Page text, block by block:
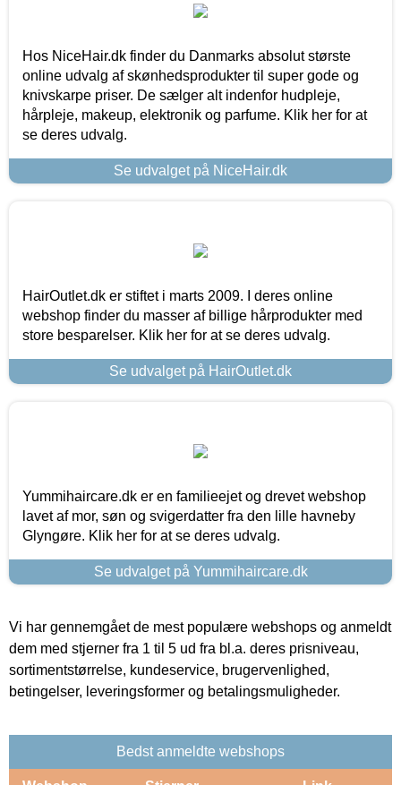
Hos NiceHair.dk finder du Danmarks absolut største
online udvalg af skønhedsprodukter til super gode og
knivskarpe priser. De sælger alt indenfor hudpleje,
hårpleje, makeup, elektronik og parfume. Klik her for at
se deres udvalg.
Se udvalget på NiceHair.dk
HairOutlet.dk er stiftet i marts 2009. I deres online
webshop finder du masser af billige hårprodukter med
store besparelser. Klik her for at se deres udvalg.
Se udvalget på HairOutlet.dk
Yummihaircare.dk er en familieejet og drevet webshop
lavet af mor, søn og svigerdatter fra den lille havneby
Glyngøre. Klik her for at se deres udvalg.
Se udvalget på Yummihaircare.dk
Vi har gennemgået de mest populære webshops og anmeldt
dem med stjerner fra 1 til 5 ud fra bl.a. deres prisniveau,
sortimentstørrelse, kundeservice, brugervenlighed,
betingelser, leveringsformer og betalingsmuligheder.
Bedst anmeldte webshops